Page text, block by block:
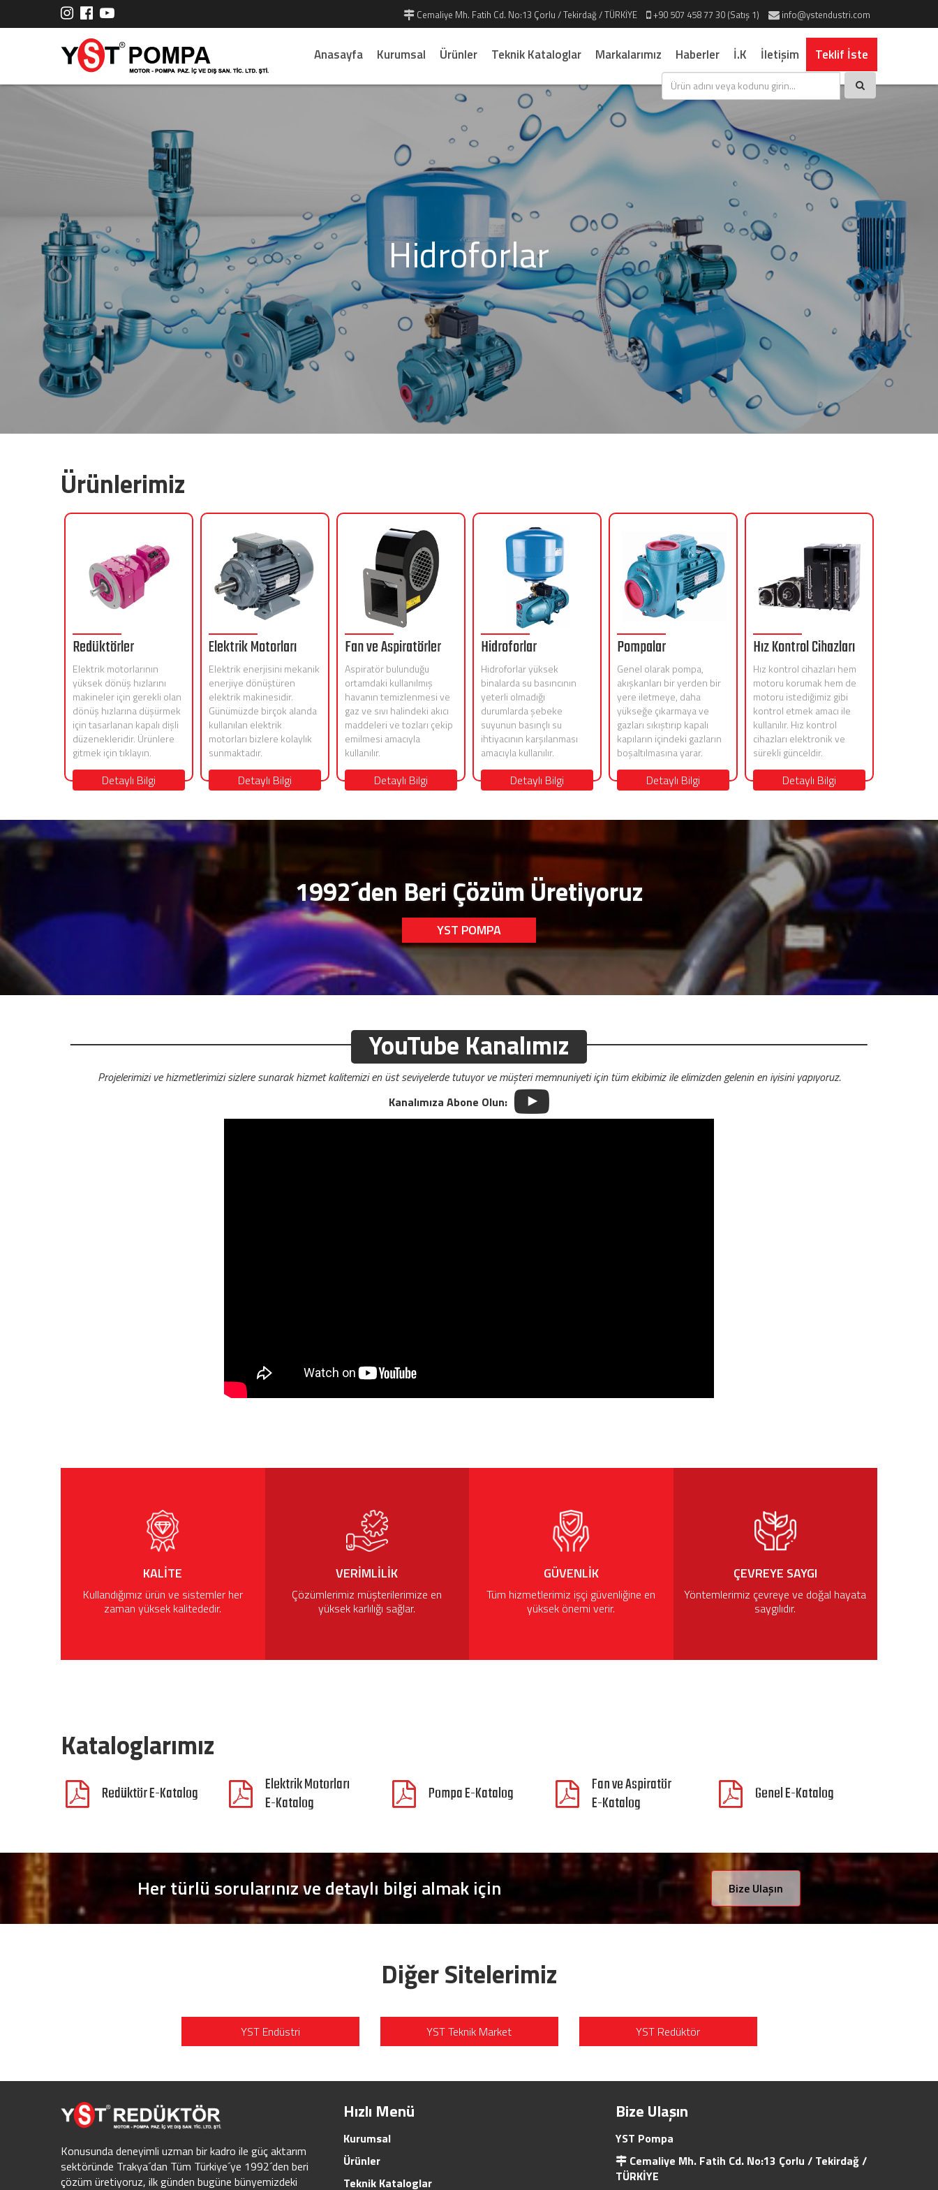
Cemaliye Mh. Fatih Cd. No:13 Çorlu / Tekirdağ / TÜRKİYE +90 507 458 77 30 (Satış 1) info@ystendustri.com
Anasayfa Kurumsal Ürünler Teknik Kataloglar Markalarımız Haberler İ.K İletişim Teklif İste
Hidroforlar
Ürünlerimiz
Redüktörler
Elektrik motorlarının
yüksek dönüş hızlarını
makineler için gerekli olan
dönüş hızlarına düşürmek
için tasarlanan kapalı dişli
düzenekleridir. Ürünlere
gitmek için tıklayın.
Detaylı Bilgi
Elektrik Motorları
Elektrik enerjisini mekanik
enerjiye dönüştüren
elektrik makinesidir.
Günümüzde birçok alanda
kullanılan elektrik
motorları bizlere kolaylık
sunmaktadır.
Detaylı Bilgi
Fan ve Aspiratörler
Aspiratör bulunduğu
ortamdaki kullanılmış
havanın temizlenmesi ve
gaz ve sıvı halindeki akıcı
maddeleri ve tozları çekip
emilmesi amacıyla
kullanılır.
Detaylı Bilgi
Hidroforlar
Hidroforlar yüksek
binalarda su basıncının
yeterli olmadığı
durumlarda şebeke
suyunun basınçlı su
ihtiyacının karşılanması
amacıyla kullanılır.
Detaylı Bilgi
Pompalar
Genel olarak pompa,
akışkanları bir yerden bir
yere iletmeye, daha
yükseğe çıkarmaya ve
gazları sıkıştırıp kapalı
kapıların içindeki gazların
boşaltılmasına yarar.
Detaylı Bilgi
Hız Kontrol Cihazları
Hız kontrol cihazları hem
motoru korumak hem de
motoru istediğimiz gibi
kontrol etmek amacı ile
kullanılır. Hız kontrol
cihazları elektronik ve
sürekli günceldir.
Detaylı Bilgi
1992´den Beri Çözüm Üretiyoruz
YST POMPA
YouTube Kanalımız
Projelerimizi ve hizmetlerimizi sizlere sunarak hizmet kalitemizi en üst seviyelerde tutuyor ve müşteri memnuniyeti için tüm ekibimiz ile elimizden gelenin en iyisini yapıyoruz.
Kanalımıza Abone Olun:
KALITE
Kullandığımız ürün ve sistemler her
zaman yüksek kalitededir.
VERIMLILIK
Çözümlerimiz müşterilerimize en
yüksek karlılığı sağlar.
GÜVENLIK
Tüm hizmetlerimiz işçi güvenliğine en
yüksek önemi verir.
ÇEVREYE SAYGI
Yöntemlerimiz çevreye ve doğal hayata
saygılıdır.
Kataloglarımız
Redüktör E-Katalog
Elektrik Motorları
E-Katalog
Pompa E-Katalog
Fan ve Aspiratör
E-Katalog
Genel E-Katalog
Her türlü sorularınız ve detaylı bilgi almak için Bize Ulaşın
Diğer Sitelerimiz
YST Endüstri YST Teknik Market YST Redüktör
Konusunda deneyimli uzman bir kadro ile güç aktarım
sektöründe Trakya´dan Tüm Türkiye´ye 1992´den beri
çözüm üretiyoruz, ilk günden bugüne bünyemizdeki
Hızlı Menü
Kurumsal
Ürünler
Teknik Kataloglar
Bize Ulaşın
YST Pompa
Cemaliye Mh. Fatih Cd. No:13 Çorlu / Tekirdağ /
TÜRKİYE